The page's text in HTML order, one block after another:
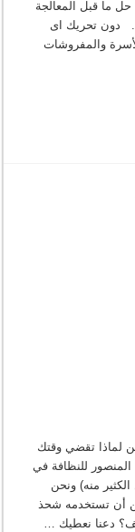
ما قبل المعالجة
دون تحريك اى
والمفروشات
لماذا تقضي وقتك
للنظافة في
منه) ونحن
أن تستخدمه شحذ
دعنا نعطيك …